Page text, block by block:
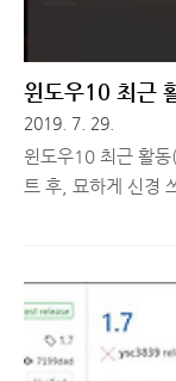
윈도우10 최근
2019. 7. 29.
윈도우10 최근 활동
트 후, 묘하게 신경
드는 게 사실입니다.
하는 방법과 더 이
고 합니다. 먼저 윈